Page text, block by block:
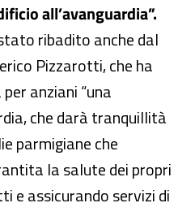
all’avanguardia”.
ribadito anche dal
Pizzarotti, che ha
anziani “una
che darà tranquillità
parmigiane che
la salute dei propri
e assicurando servizi di